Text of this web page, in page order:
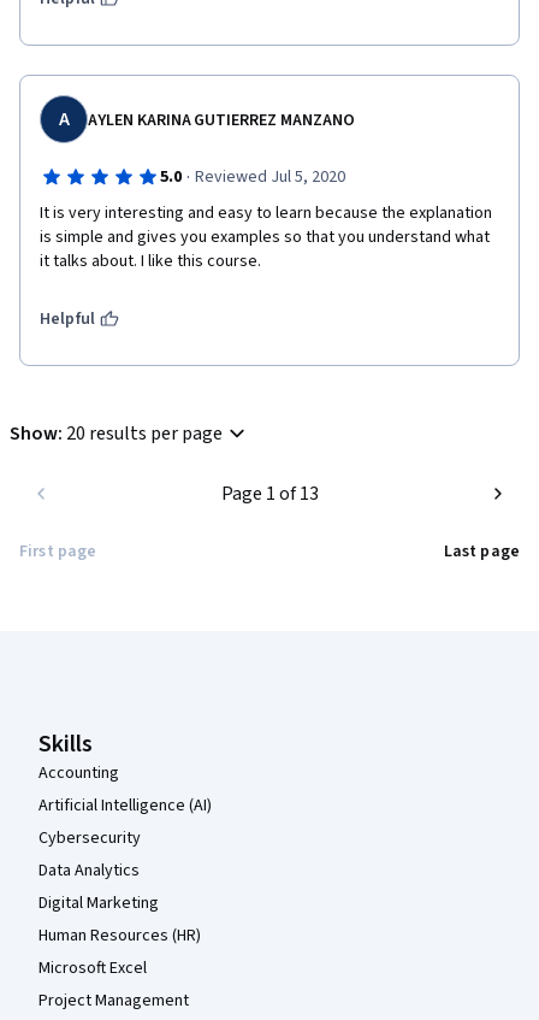
A AYLEN KARINA GUTIERREZ MANZANO
5.0 · Reviewed Jul 5, 2020
It is very interesting and easy to learn because the explanation
is simple and gives you examples so that you understand what
it talks about. I like this course.
Helpful
Show: 20 results per page
First page
Page 1 of 13
Last page
Skills
Accounting
Artificial Intelligence (AI)
Cybersecurity
Data Analytics
Digital Marketing
Human Resources (HR)
Microsoft Excel
Project Management